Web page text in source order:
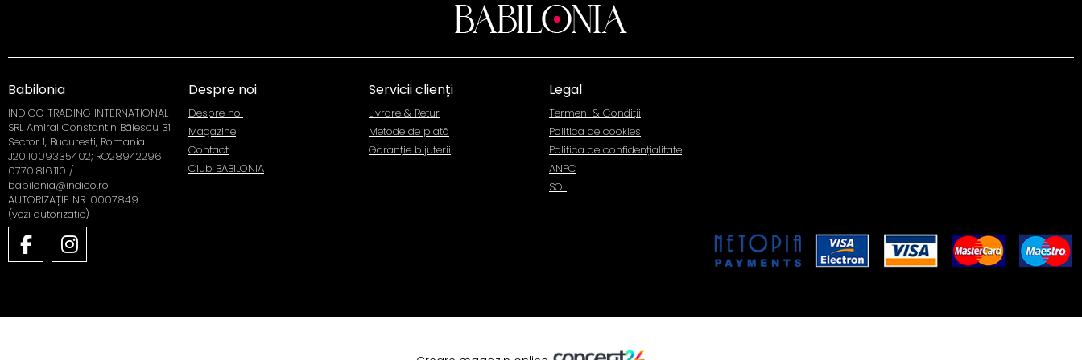
Babilonia
INDICO TRADING INTERNATIONAL
SRL Amiral Constantin Bălescu 31
Sector 1, Bucuresti, Romania
J2011009335402; RO28942296
0770.816.110 /
babilonia@indico.ro
AUTORIZAȚIE NR: 0007849
(vezi autorizație)
Despre noi
Despre noi
Magazine
Contact
Club BABILONIA
Servicii clienți
Livrare & Retur
Metode de plată
Garanție bijuterii
Legal
Termeni & Condiții
Politica de cookies
Politica de confidențialitate
ANPC
SOL